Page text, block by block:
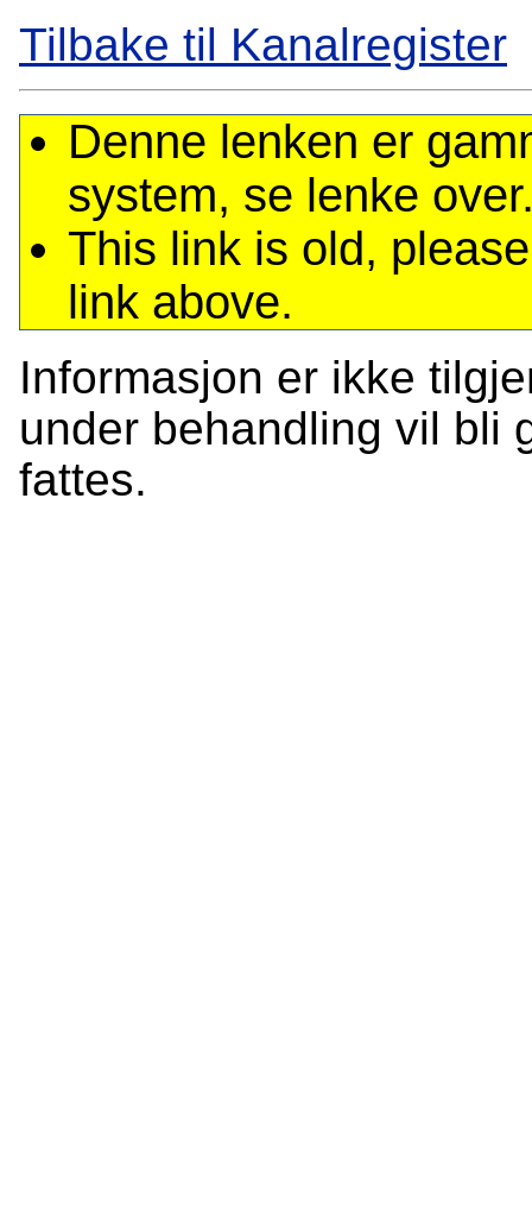
Tilbake til Kanalregister
Denne lenken er
system, se lenke
This link is old,
link above.
Informasjon er ikke
under behandling vil bli
fattes.